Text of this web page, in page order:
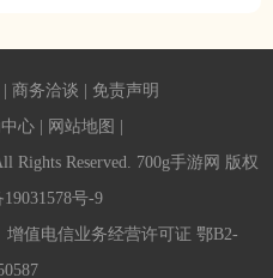
商务洽谈
免责声明
心 网站地图
Rights Reserved. 700g手游网 版权
号-9
值电信业务经营许可证 鄂B2-